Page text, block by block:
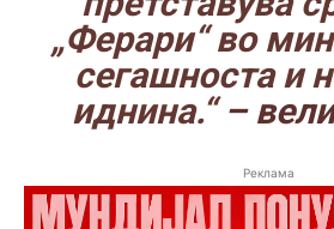
„Ферари“ во
сегашноста и
иднина.“–
Реклама